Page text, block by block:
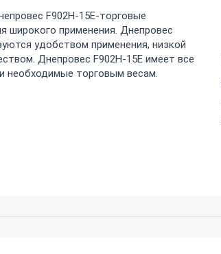
F902H-15E-торговые
широкого применения. Днепровес
удобством применения, низкой
Днепровес F902H-15E имеет все
необходимые торговым весам.